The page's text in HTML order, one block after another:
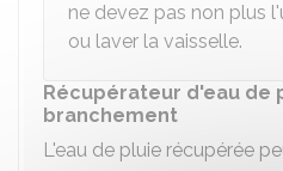
ne devez pas non plus
ou laver la vaisselle.
Récupérateur d'eau de
branchement
L'eau de pluie récupérée